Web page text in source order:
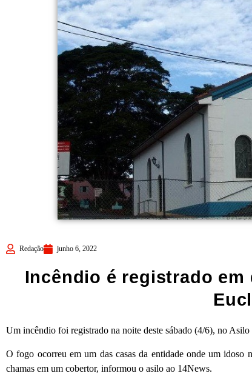
Redação junho 6, 2022
Incêndio é registrado
Um incêndio foi registrado na noite deste sábado (4/6), no
O fogo ocorreu em um das casas da entidade onde um
chamas em um cobertor, informou o asilo ao 14News.